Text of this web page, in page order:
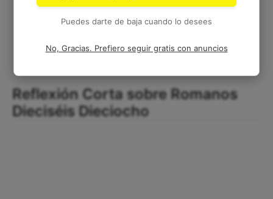
Reflexión Corta sobre Romanos
Dieciséis Dieciocho
Puedes darte de baja cuando lo desees
No, Gracias. Prefiero seguir gratis con anuncios